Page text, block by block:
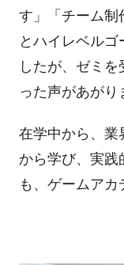
す」「チーム制
とハイレベルゴ
したが、ゼミ
った声があがり
在学中から、業
から学び、実践
も、ゲームアカ